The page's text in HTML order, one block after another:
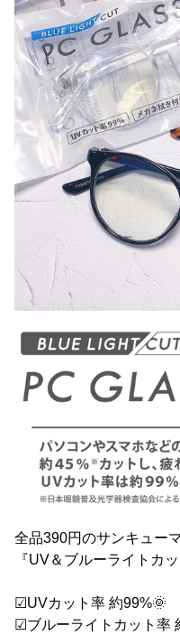
全品390円のサンキュー
『UV＆ブルーライトカ
☑︎UVカット率 約99%🌞
☑︎ブルーライトカット率